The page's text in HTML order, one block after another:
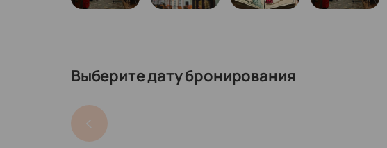
Выберите дату бронирования